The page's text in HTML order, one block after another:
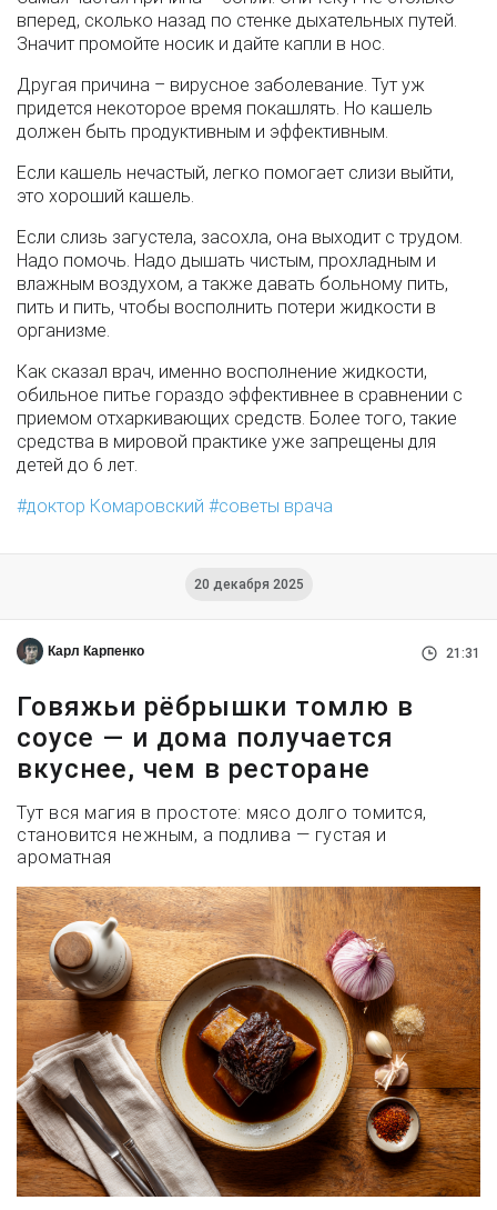
вперед, сколько назад по стенке дыхательных путей.
Значит промойте носик и дайте капли в нос.
Другая причина – вирусное заболевание. Тут уж
придется некоторое время покашлять. Но кашель
должен быть продуктивным и эффективным.
Если кашель нечастый, легко помогает слизи выйти,
это хороший кашель.
Если слизь загустела, засохла, она выходит с трудом.
Надо помочь. Надо дышать чистым, прохладным и
влажным воздухом, а также давать больному пить,
пить и пить, чтобы восполнить потери жидкости в
организме.
Как сказал врач, именно восполнение жидкости,
обильное питье гораздо эффективнее в сравнении с
приемом отхаркивающих средств. Более того, такие
средства в мировой практике уже запрещены для
детей до 6 лет.
доктор Комаровский
советы врача
20 декабря 2025
Карл Карпенко 21:31
Говяжьи рёбрышки томлю в
соусе — и дома получается
вкуснее, чем в ресторане
Тут вся магия в простоте: мясо долго томится,
становится нежным, а подлива — густая и
ароматная